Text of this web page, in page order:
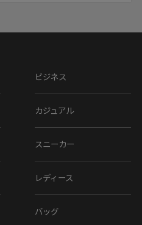
ャンセルとさせて頂きます
願い致します。
状況、撮影時の状況により、
少異なる場合がございます。
したもの、汚れのあるものが
ビジネス
カジュアル
スニーカー
レディース
バッグ